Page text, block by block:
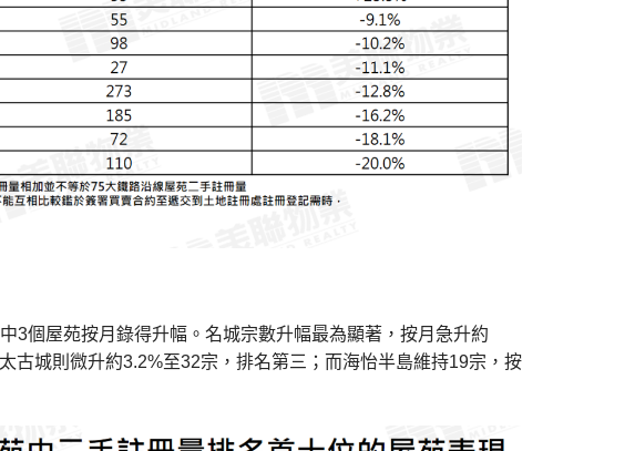
3個屋苑按月錄得升幅。名城宗數升幅最為顯著，按月急升約
古城則微升約3.2%至32宗，排名第三；而海怡半島維持19宗，按